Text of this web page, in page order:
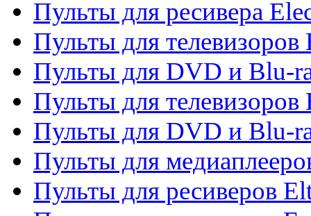
Пульты для ресивера
Пульты для телевизоров
Пульты для DVD и Blu-
Пульты для телевизоров
Пульты для DVD и Blu-
Пульты для
Пульты для ресиверов